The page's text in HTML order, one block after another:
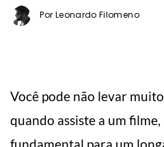
Por Leonardo Filomeno
Você pode não levar
quando assiste a um filme,
fundamental para um